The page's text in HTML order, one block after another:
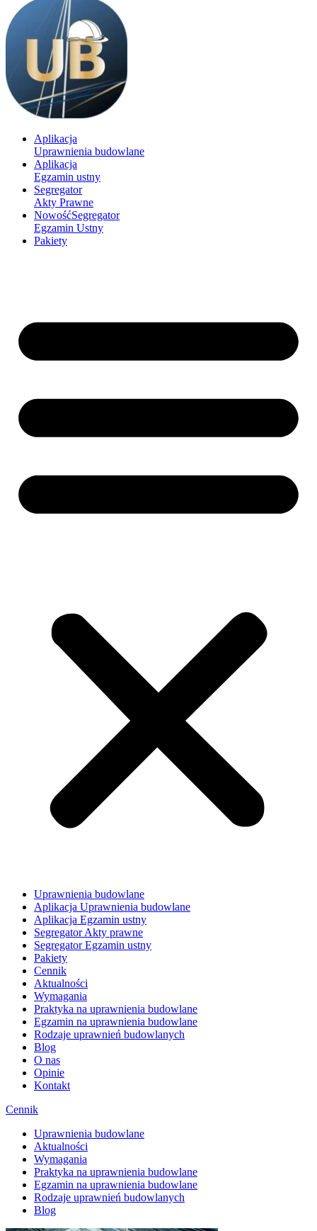
Aplikacja
Uprawnienia budowlane
Aplikacja
Egzamin ustny
Segregator
Akty Prawne
NowośćSegregator
Egzamin Ustny
Pakiety
Uprawnienia budowlane
Aplikacja Uprawnienia budowlane
Aplikacja Egzamin ustny
Segregator Akty prawne
Segregator Egzamin ustny
Pakiety
Cennik
Aktualności
Wymagania
Praktyka na uprawnienia budowlane
Egzamin na uprawnienia budowlane
Rodzaje uprawnień budowlanych
Blog
O nas
Opinie
Kontakt
Cennik
Uprawnienia budowlane
Aktualności
Wymagania
Praktyka na uprawnienia budowlane
Egzamin na uprawnienia budowlane
Rodzaje uprawnień budowlanych
Blog